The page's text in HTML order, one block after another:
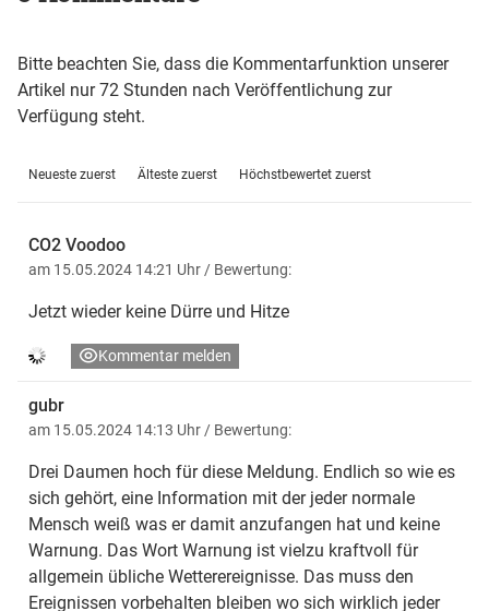
Bitte beachten Sie, dass die Kommentarfunktion unserer
Artikel nur 72 Stunden nach Veröffentlichung zur
Verfügung steht.
Neueste zuerst Älteste zuerst Höchstbewertet zuerst
CO2 Voodoo
am 15.05.2024 14:21 Uhr / Bewertung:
Jetzt wieder keine Dürre und Hitze
Kommentar melden
gubr
am 15.05.2024 14:13 Uhr / Bewertung:
Drei Daumen hoch für diese Meldung. Endlich so wie es
sich gehört, eine Information mit der jeder normale
Mensch weiß was er damit anzufangen hat und keine
Warnung. Das Wort Warnung ist vielzu kraftvoll für
allgemein übliche Wetterereignisse. Das muss den
Ereignissen vorbehalten bleiben wo sich wirklich jeder